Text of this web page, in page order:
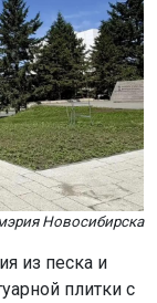
Новосибирска
из песка и
плитки с